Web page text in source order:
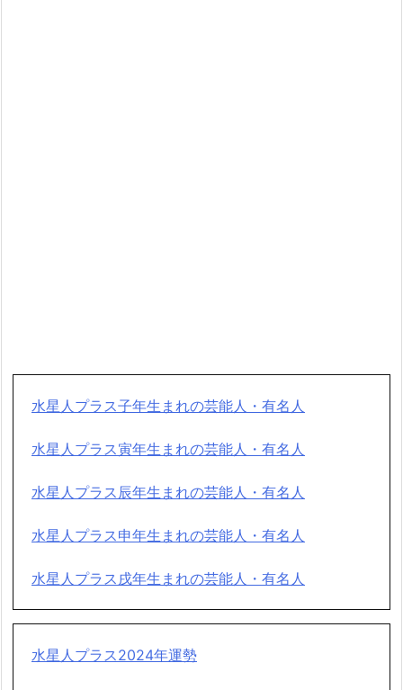
水星人プラス子年生まれの芸能人・有名人
水星人プラス寅年生まれの芸能人・有名人
水星人プラス辰年生まれの芸能人・有名人
水星人プラス申年生まれの芸能人・有名人
水星人プラス戌年生まれの芸能人・有名人
水星人プラス2024年運勢